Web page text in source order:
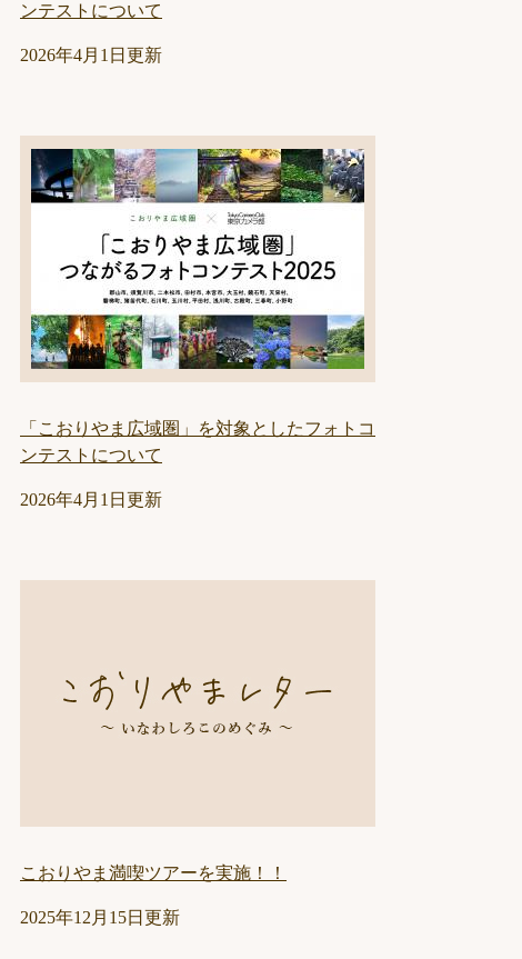
ンテストについて
2026年4月1日更新
「こおりやま広域圏」を対象としたフォトコ
ンテストについて
2026年4月1日更新
こおりやま満喫ツアーを実施！！
2025年12月15日更新